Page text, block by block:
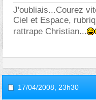
J'oubliais...Courez
Ciel et Espace,
rattrape Christian...
17/04/2008, 23h30